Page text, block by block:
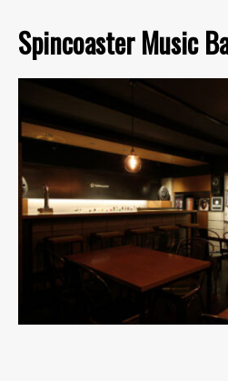
Spincoaster Music